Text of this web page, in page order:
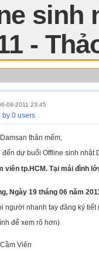
sinh
-
08-2011 23:45
by 0 users
thân mếm,
dự buổi Offline sinh nhật
viên tp.HCM. Tại mái đình
Ngày 19 tháng 06 năm
người nhanh tay đăng ký tiết
để xem rõ hơn)
Viên